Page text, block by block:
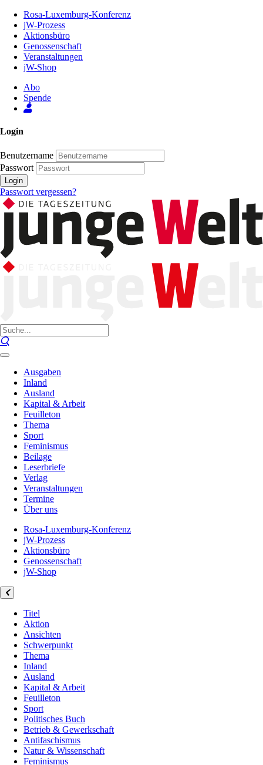
Inhalt
Seite
Rosa-Luxemburg-Konferenz
jW-Prozess
Aktionsbüro
Genossenschaft
Veranstaltungen
jW-Shop
Abo
Spende
Login
Benutzername
Passwort
Login
Passwort vergessen?
Ausgaben
Inland
Ausland
Kapital & Arbeit
Feuilleton
Thema
Sport
Feminismus
Beilage
Leserbriefe
Verlag
Veranstaltungen
Termine
Über uns
Rosa-Luxemburg-Konferenz
jW-Prozess
Aktionsbüro
Genossenschaft
jW-Shop
Titel
Aktion
Ansichten
Schwerpunkt
Thema
Inland
Ausland
Kapital & Arbeit
Feuilleton
Sport
Politisches Buch
Betrieb & Gewerkschaft
Antifaschismus
Natur & Wissenschaft
Feminismus